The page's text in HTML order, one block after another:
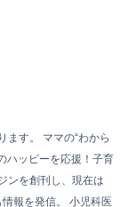
ます。 ママの“わから
ハッピーを応援！子育
を創刊し、現在は
報を発信。 小児科医